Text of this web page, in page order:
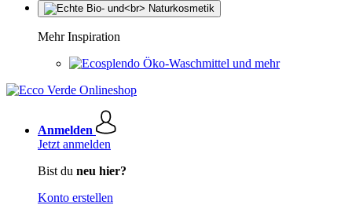
Mehr Inspiration
Öko-Waschmittel und mehr
Anmelden
Jetzt anmelden
Bist du neu hier?
Konto erstellen